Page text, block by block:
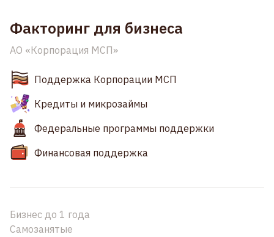
Факторинг для бизнеса
АО «Корпорация МСП»
Поддержка Корпорации МСП
Кредиты и микрозаймы
Федеральные программы поддержки
Финансовая поддержка
Бизнес до 1 года
Самозанятые